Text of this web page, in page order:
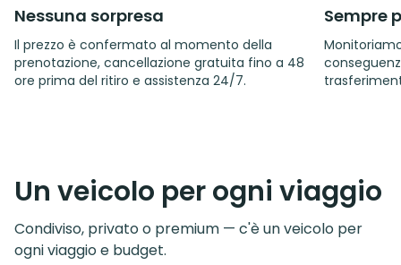
Nessuna sorpresa
Il prezzo è confermato al momento della
prenotazione, cancellazione gratuita fino a 48
ore prima del ritiro e assistenza 24/7.
Sempre
Un veicolo per ogni viaggio
Condiviso, privato o premium — c'è un veicolo per
ogni viaggio e budget.